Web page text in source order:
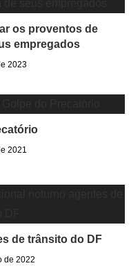
os proventos de
empregados
2023
2021
de trânsito do DF
de 2022